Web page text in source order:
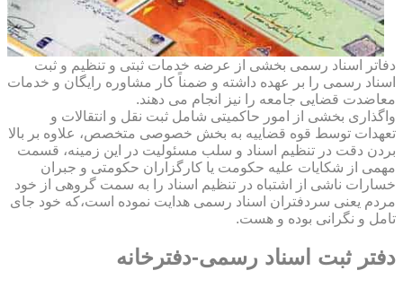
دفاتر اسناد رسمی بخشی از عرضه خدمات ثبتی و تنظیم و ثبت
اسناد رسمی را بر عهده داشته و ضمناً کار مشاوره رایگان و خدمات
معاضدت قضایی جامعه را نیز انجام می دهند.
واگذاری بخشی از امور حاکمیتی شامل ثبت نقل و انتقالات و
تعهدات توسط قوه قضاییه به بخش خصوصی متخصص، علاوه بر بالا
بردن دقت در تنظیم اسناد و سلب مسئولیت در این زمینه، قسمت
مهمی از شکایات علیه حکومت یا کارگزاران حکومتی و جبران
خسارات ناشی از اشتباه در تنظیم اسناد را به سمت گروهی از خود
مردم یعنی سردفتران اسناد رسمی هدایت نموده است،که خود جای
تامل و نگرانی بوده و هست.
دفتر ثبت اسناد رسمی-دفترخانه